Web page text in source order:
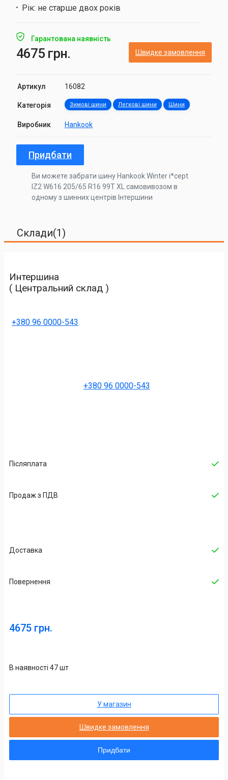
Рік: не старше двох років
Гарантована наявність
4675 грн. Швидке замовлення
Артикул 16082
Категорія Зимові шини Легкові шини Шини
Виробник Hankook
Придбати
Ви можете забрати шину Hankook Winter i*cept
IZ2 W616 205/65 R16 99T XL самовивозом в
одному з шинних центрів Інтершини
Склади(1)
Интершина
( Центральний склад )
+380 96 0000-543
+380 96 0000-543
Післяплата
Продаж з ПДВ
Доставка
Повернення
4675 грн.
В наявності 47 шт
У магазин
Швидке замовлення
Придбати